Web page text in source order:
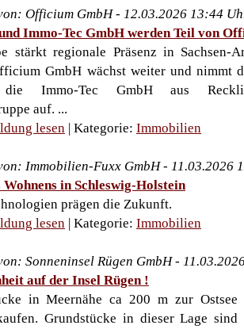
Officium GmbH - 12.03.2026 13:44
Immo-Tec GmbH werden Teil von
stärkt regionale Präsenz in Sachsen-
GmbH wächst weiter und nimmt
Immo-Tec GmbH aus
auf. ...
lesen | Kategorie: Immobilien
Immobilien-Fuxx GmbH - 11.03.2026
in Schleswig-Holstein
prägen die Zukunft.
lesen | Kategorie: Immobilien
Sonneninsel Rügen GmbH -
auf der Insel Rügen !
in Meernähe ca 200 m zur Ostsee
Grundstücke in dieser Lage